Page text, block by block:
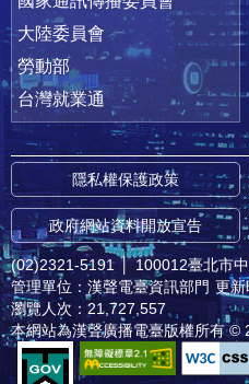
大陸委員會
勞動部
台灣就業通
隱私權保護政策
政府網站資料開放宣告
(02)2321-5191 │ 100012臺北市
管理單位：漢聲電臺資訊部門 更
瀏覽人次：21,727,557
本網站為漢聲廣播電臺版權所有 ©